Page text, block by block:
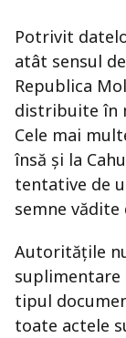
Potrivit
atât sensul
Republica
distribuite în
Cele mai
însă și la
tentative de
semne
Autoritățile
suplimentare
tipul
toate actele